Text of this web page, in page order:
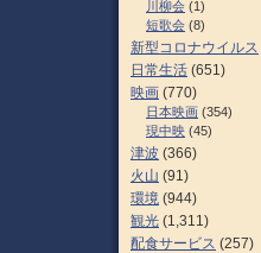
川柳会 (1)
短歌会 (8)
新型コロナウイルス
日常生活 (651)
映画 (770)
日本映画 (354)
現中映 (45)
津波 (366)
火山 (91)
環境 (944)
観光 (1,311)
配食サービス (257)